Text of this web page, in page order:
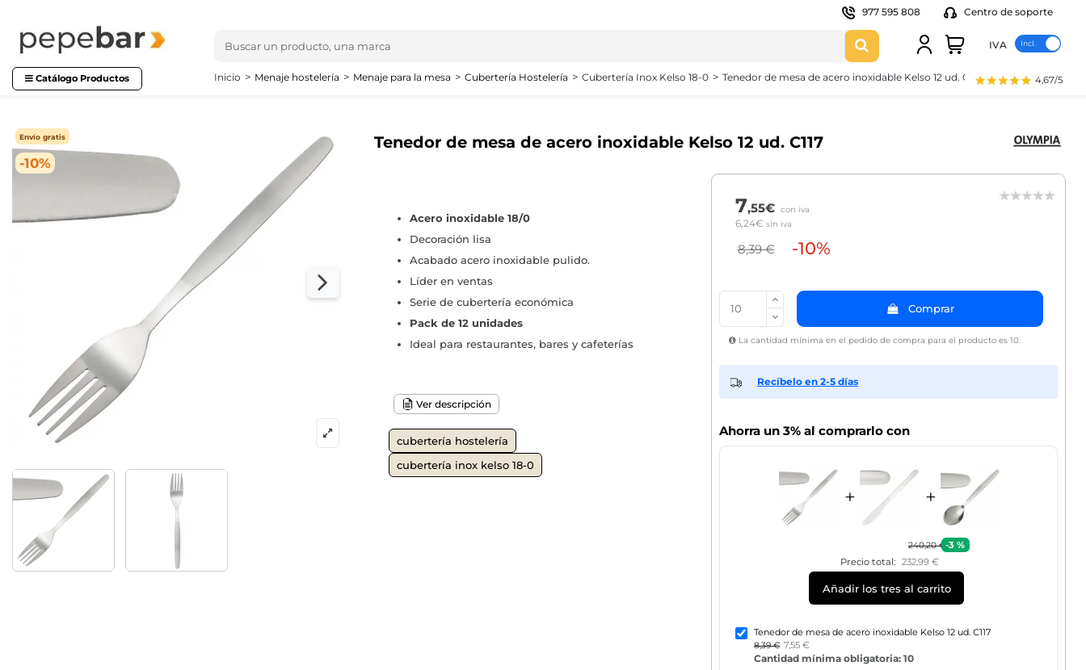
977 595 808 Centro de soporte
IVA
Catálogo Productos 4,67/5
Inicio Menaje hostelería Menaje para la mesa Cubertería Hostelería Cubertería Inox Kelso 18-0 Tenedor de mesa de acero inoxidable Kelso 12 ud. C117
-10%
Envío gratis Tenedor de mesa de acero inoxidable Kelso 12 ud. C117
Acero inoxidable 18/0
Decoración lisa
Acabado acero inoxidable pulido.
Líder en ventas
Serie de cubertería económica
Pack de 12 unidades
Ideal para restaurantes, bares y cafeterías
Ver descripción
cubertería hostelería
cubertería inox kelso 18-0
7,55€ con iva
6,24€ sin iva
8,39 € -10%
Comprar
La cantidad mínima en el pedido de compra para el producto es 10.
Recíbelo en 2-5 días
Ahorra un 3% al comprarlo con
+ +
240,20 € -3 %
Precio total: 232,99 €
Añadir los tres al carrito
Tenedor de mesa de acero inoxidable Kelso 12 ud. C117
8,39 € 7,55 €
Cantidad mínima obligatoria: 10